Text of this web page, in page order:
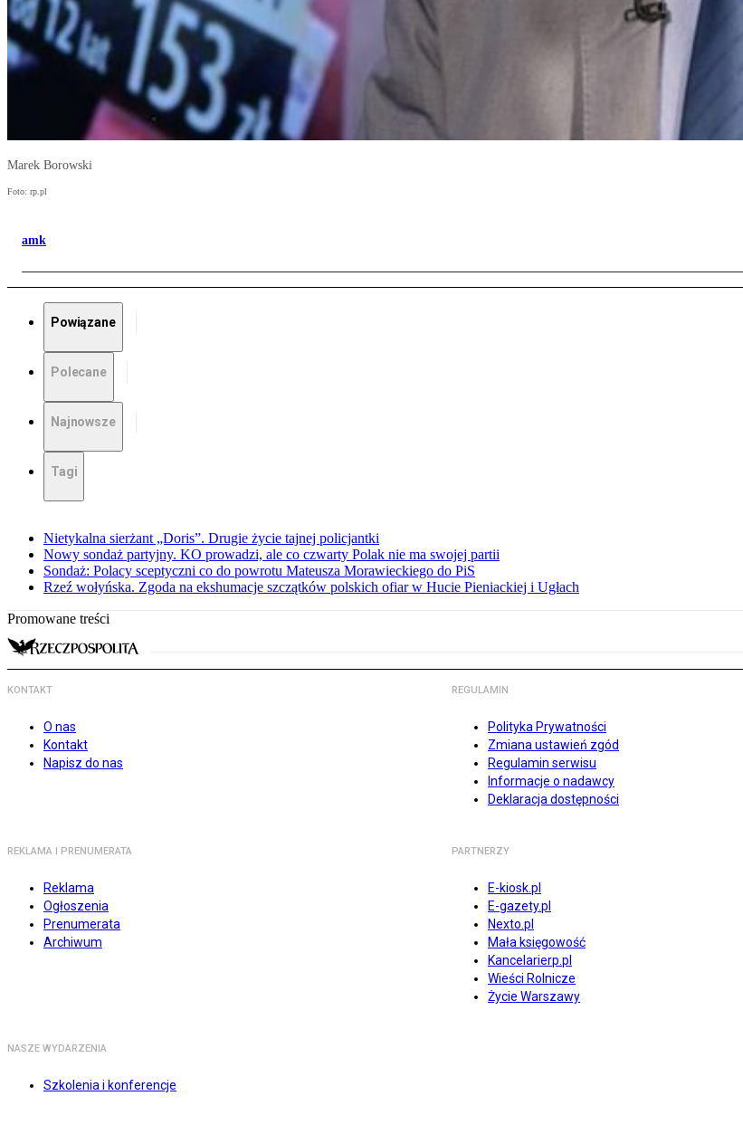
Marek Borowski
Foto: rp.pl
amk
Powiązane
Polecane
Najnowsze
Tagi
Nietykalna sierżant „Doris”. Drugie życie tajnej policjantki
Nowy sondaż partyjny. KO prowadzi, ale co czwarty Polak nie ma swojej partii
Sondaż: Polacy sceptyczni co do powrotu Mateusza Morawieckiego do PiS
Rzeź wołyńska. Zgoda na ekshumacje szczątków polskich ofiar w Hucie Pieniackiej i Ugłach
Promowane treści
KONTAKT
O nas
Kontakt
Napisz do nas
REGULAMIN
Polityka Prywatności
Zmiana ustawień zgód
Regulamin serwisu
Informacje o nadawcy
Deklaracja dostępności
REKLAMA I PRENUMERATA
Reklama
Ogłoszenia
Prenumerata
Archiwum
PARTNERZY
E-kiosk.pl
E-gazety.pl
Nexto.pl
Mała księgowość
Kancelarierp.pl
Wieści Rolnicze
Życie Warszawy
NASZE WYDARZENIA
Szkolenia i konferencje